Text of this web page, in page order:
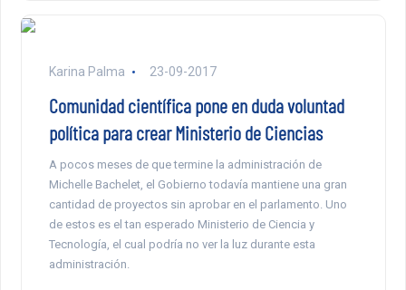
Karina Palma 23-09-2017
Comunidad científica pone en duda voluntad
política para crear Ministerio de Ciencias
A pocos meses de que termine la administración de
Michelle Bachelet, el Gobierno todavía mantiene una gran
cantidad de proyectos sin aprobar en el parlamento. Uno
de estos es el tan esperado Ministerio de Ciencia y
Tecnología, el cual podría no ver la luz durante esta
administración.